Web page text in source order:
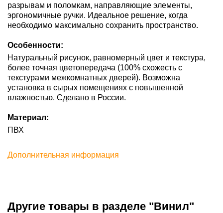
разрывам и поломкам, направляющие элементы,
эргономичные ручки. Идеальное решение, когда
необходимо максимально сохранить пространство.
Особенности:
Натуральный рисунок, равномерный цвет и текстура,
более точная цветопередача (100% схожесть с
текстурами межкомнатных дверей). Возможна
установка в сырых помещениях с повышенной
влажностью. Сделано в России.
Материал:
ПВХ
Дополнительная информация
Другие товары в разделе "Винил"